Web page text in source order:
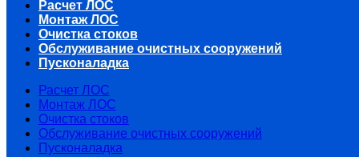
Расчет ЛОС
Монтаж ЛОС
Очистка стоков
Обслуживание очистных сооружений
Пусконаладка
Расчет ЛОС
Монтаж ЛОС
Очистка стоков
Обслуживание очистных сооружений
Пусконаладка